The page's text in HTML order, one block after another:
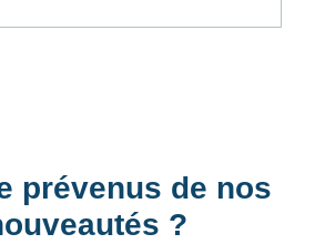
prévenus de nos
?